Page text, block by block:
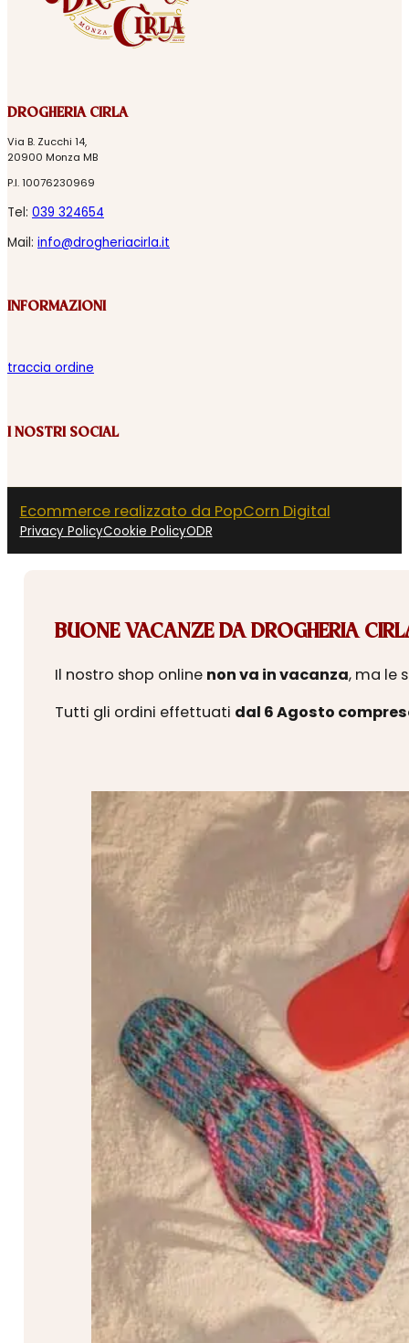
DROGHERIA CIRLA
Via B. Zucchi 14,
20900 Monza MB
P.I. 10076230969
Tel: 039 324654
Mail: info@drogheriacirla.it
INFORMAZIONI
traccia ordine
I NOSTRI SOCIAL
Ecommerce realizzato da PopCorn Digital
Privacy PolicyCookie PolicyODR
BUONE VACANZE DA DROGHERIA
Il nostro shop online non va in vacanza, ma le
Tutti gli ordini effettuati dal 6 Agosto